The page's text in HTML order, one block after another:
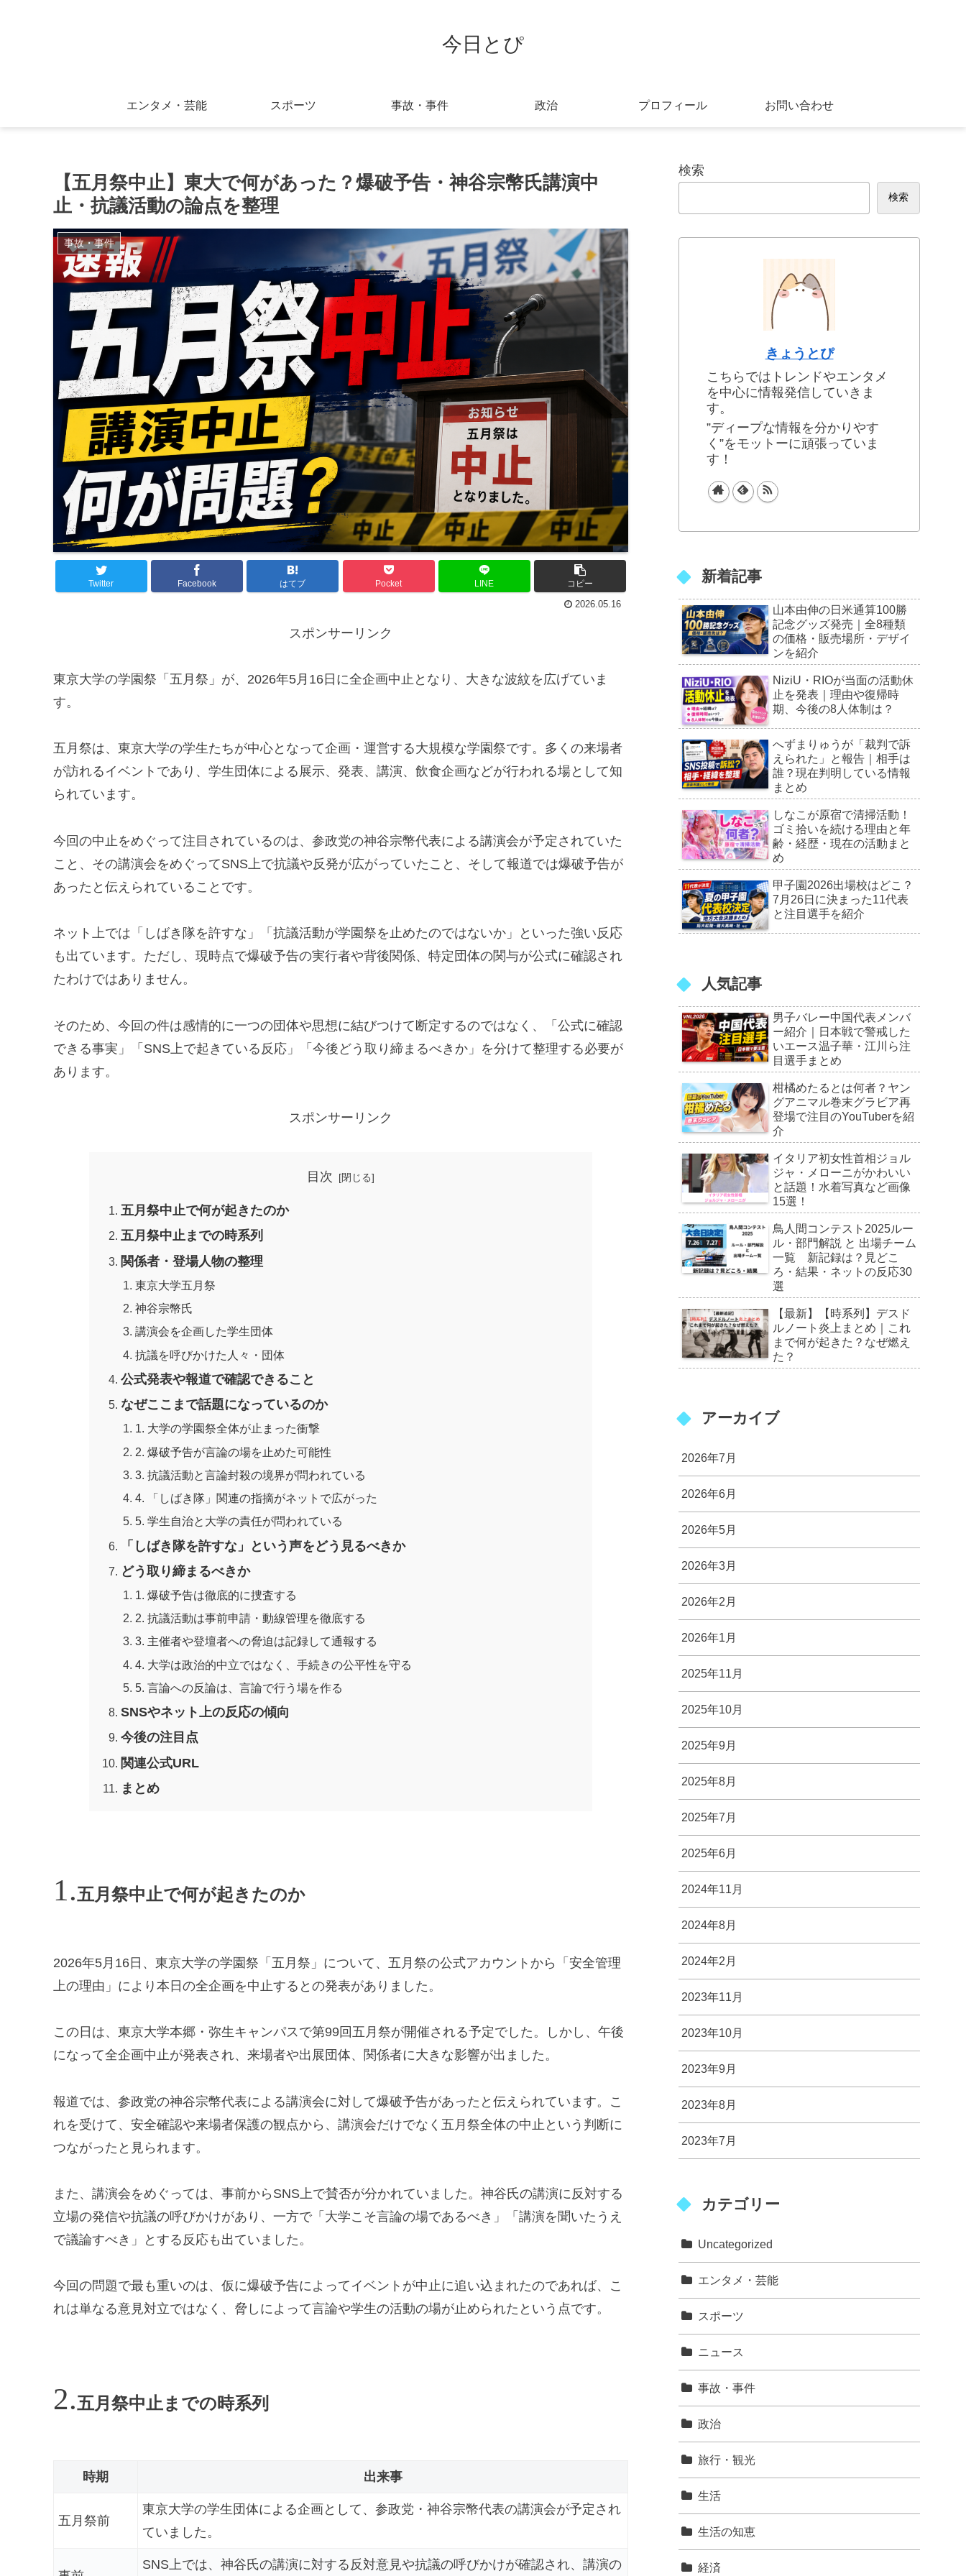
今日とぴ
エンタメ・芸能 スポーツ 事故・事件 政治 プロフィール お問い合わせ
【五月祭中止】東大で何があった？爆破予告・神谷宗幣氏講演中
止・抗議活動の論点を整理
事故・事件
Twitter Facebook はてブ Pocket LINE コピー
2026.05.16
スポンサーリンク
東京大学の学園祭「五月祭」が、2026年5月16日に全企画中止となり、大きな波紋を広げていま
す。
五月祭は、東京大学の学生たちが中心となって企画・運営する大規模な学園祭です。多くの来場者
が訪れるイベントであり、学生団体による展示、発表、講演、飲食企画などが行われる場として知
られています。
今回の中止をめぐって注目されているのは、参政党の神谷宗幣代表による講演会が予定されていた
こと、その講演会をめぐってSNS上で抗議や反発が広がっていたこと、そして報道では爆破予告が
あったと伝えられていることです。
ネット上では「しばき隊を許すな」「抗議活動が学園祭を止めたのではないか」といった強い反応
も出ています。ただし、現時点で爆破予告の実行者や背後関係、特定団体の関与が公式に確認され
たわけではありません。
そのため、今回の件は感情的に一つの団体や思想に結びつけて断定するのではなく、「公式に確認
できる事実」「SNS上で起きている反応」「今後どう取り締まるべきか」を分けて整理する必要が
あります。
スポンサーリンク
目次
五月祭中止で何が起きたのか
五月祭中止までの時系列
関係者・登場人物の整理
東京大学五月祭
神谷宗幣氏
講演会を企画した学生団体
抗議を呼びかけた人々・団体
公式発表や報道で確認できること
なぜここまで話題になっているのか
1. 大学の学園祭全体が止まった衝撃
2. 爆破予告が言論の場を止めた可能性
3. 抗議活動と言論封殺の境界が問われている
4. 「しばき隊」関連の指摘がネットで広がった
5. 学生自治と大学の責任が問われている
「しばき隊を許すな」という声をどう見るべきか
どう取り締まるべきか
1. 爆破予告は徹底的に捜査する
2. 抗議活動は事前申請・動線管理を徹底する
3. 主催者や登壇者への脅迫は記録して通報する
4. 大学は政治的中立ではなく、手続きの公平性を守る
5. 言論への反論は、言論で行う場を作る
SNSやネット上の反応の傾向
今後の注目点
関連公式URL
まとめ
五月祭中止で何が起きたのか
2026年5月16日、東京大学の学園祭「五月祭」について、五月祭の公式アカウントから「安全管理
上の理由」により本日の全企画を中止するとの発表がありました。
この日は、東京大学本郷・弥生キャンパスで第99回五月祭が開催される予定でした。しかし、午後
になって全企画中止が発表され、来場者や出展団体、関係者に大きな影響が出ました。
報道では、参政党の神谷宗幣代表による講演会に対して爆破予告があったと伝えられています。こ
れを受けて、安全確認や来場者保護の観点から、講演会だけでなく五月祭全体の中止という判断に
つながったと見られます。
また、講演会をめぐっては、事前からSNS上で賛否が分かれていました。神谷氏の講演に反対する
立場の発信や抗議の呼びかけがあり、一方で「大学こそ言論の場であるべき」「講演を聞いたうえ
で議論すべき」とする反応も出ていました。
今回の問題で最も重いのは、仮に爆破予告によってイベントが中止に追い込まれたのであれば、こ
れは単なる意見対立ではなく、脅しによって言論や学生の活動の場が止められたという点です。
五月祭中止までの時系列
時期 出来事
五月祭前
東京大学の学生団体による企画として、参政党・神谷宗幣代表の講演会が予定され
ていました。
SNS上では、神谷氏の講演に対する反対意見や抗議の呼びかけが確認され、講演の
検索
検索
きょうとぴ
こちらではトレンドやエンタメ
を中心に情報発信していきま
す。
”ディープな情報を分かりやす
く”をモットーに頑張っていま
す！
新着記事
山本由伸の日米通算100勝
記念グッズ発売｜全8種類
の価格・販売場所・デザイ
ンを紹介
NiziU・RIOが当面の活動休
止を発表｜理由や復帰時
期、今後の8人体制は？
へずまりゅうが「裁判で訴
えられた」と報告｜相手は
誰？現在判明している情報
まとめ
しなこが原宿で清掃活動！
ゴミ拾いを続ける理由と年
齢・経歴・現在の活動まと
め
甲子園2026出場校はどこ？
7月26日に決まった11代表
と注目選手を紹介
人気記事
男子バレー中国代表メンバ
ー紹介｜日本戦で警戒した
いエース温子華・江川ら注
目選手まとめ
柑橘めたるとは何者？ヤン
グアニマル巻末グラビア再
登場で注目のYouTuberを紹
介
イタリア初女性首相ジョル
ジャ・メローニがかわいい
と話題！水着写真など画像
15選！
鳥人間コンテスト2025ルー
ル・部門解説 と 出場チーム
一覧 新記録は？見どこ
ろ・結果・ネットの反応30
選
【最新】【時系列】デスド
ルノート炎上まとめ｜これ
まで何が起きた？なぜ燃え
た？
アーカイブ
2026年7月
2026年6月
2026年5月
2026年3月
2026年2月
2026年1月
2025年11月
2025年10月
2025年9月
2025年8月
2025年7月
2025年6月
2024年11月
2024年8月
2024年2月
2023年11月
2023年10月
2023年9月
2023年8月
2023年7月
カテゴリー
Uncategorized
エンタメ・芸能
スポーツ
ニュース
事故・事件
政治
旅行・観光
生活
生活の知恵
経済